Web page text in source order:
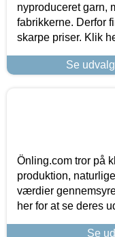
nyproduceret garn,
fabrikkerne. Derfor
skarpe priser. Klik
Se
Önling.com tror på
produktion,
værdier
her for at se deres
Se